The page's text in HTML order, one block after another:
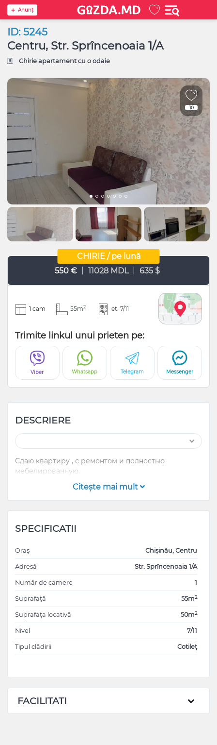
Anunţ
ID: 5245
Centru, Str. Sprîncenoaia 1/A
Chirie apartament cu o odaie
10
CHIRIE / pe lună
550 €
11028 MDL 635 $
1 cam 55m2 et. 7/11
Trimite linkul unui prieten pe:
Viber Whatsapp Telegram Messenger
DESCRIERE
Сдаю квартиру , с ремонтом и полностью
мебелированную.
Citeşte mai mult
SPECIFICATII
Oraș Chișinău, Centru
Adresă Str. Sprîncenoaia 1/A
Număr de camere 1
Suprafață 55m2
Suprafața locativă 50m2
Nivel 7/11
Tipul clădirii Cotileț
FACILITATI